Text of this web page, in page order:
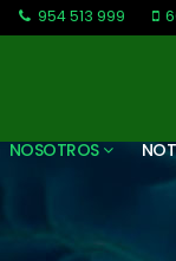
954 513 999
NOSOTROS